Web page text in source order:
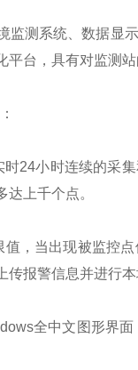
监测系统、数据显
台，具有对监测
24小时连续的采
上千个点。
，当出现被监控
报警信息并进行
全中文图形界